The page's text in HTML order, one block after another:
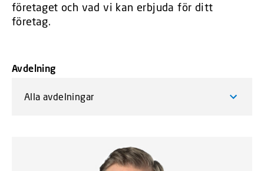
företaget och vad vi kan erbjuda för ditt
företag.
Avdelning